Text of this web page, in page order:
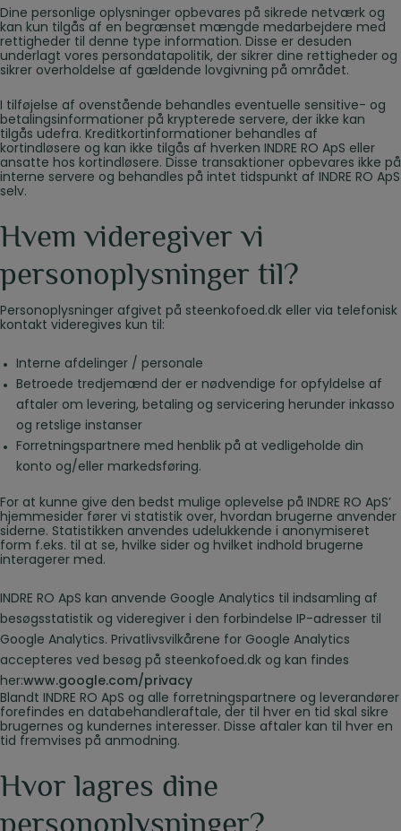
Dine personlige oplysninger opbevares på sikrede netværk og
kan kun tilgås af en begrænset mængde medarbejdere med
rettigheder til denne type information. Disse er desuden
underlagt vores persondatapolitik, der sikrer dine rettigheder og
sikrer overholdelse af gældende lovgivning på området.
I tilføjelse af ovenstående behandles eventuelle sensitive- og
betalingsinformationer på krypterede servere, der ikke kan
tilgås udefra. Kreditkortinformationer behandles af
kortindløsere og kan ikke tilgås af hverken INDRE RO ApS eller
ansatte hos kortindløsere. Disse transaktioner opbevares ikke på
interne servere og behandles på intet tidspunkt af INDRE RO ApS
selv.
Hvem videregiver vi
personoplysninger til?
Personoplysninger afgivet på steenkofoed.dk eller via telefonisk
kontakt videregives kun til:
Interne afdelinger / personale
Betroede tredjemænd der er nødvendige for opfyldelse af
aftaler om levering, betaling og servicering herunder inkasso
og retslige instanser
Forretningspartnere med henblik på at vedligeholde din
konto og/eller markedsføring.
For at kunne give den bedst mulige oplevelse på INDRE RO ApS’
hjemmesider fører vi statistik over, hvordan brugerne anvender
siderne. Statistikken anvendes udelukkende i anonymiseret
form f.eks. til at se, hvilke sider og hvilket indhold brugerne
interagerer med.
INDRE RO ApS kan anvende Google Analytics til indsamling af
besøgsstatistik og videregiver i den forbindelse IP-adresser til
Google Analytics. Privatlivsvilkårene for Google Analytics
accepteres ved besøg på steenkofoed.dk og kan findes
her:www.google.com/privacy
Blandt INDRE RO ApS og alle forretningspartnere og leverandører
forefindes en databehandleraftale, der til hver en tid skal sikre
brugernes og kundernes interesser. Disse aftaler kan til hver en
tid fremvises på anmodning.
Hvor lagres dine